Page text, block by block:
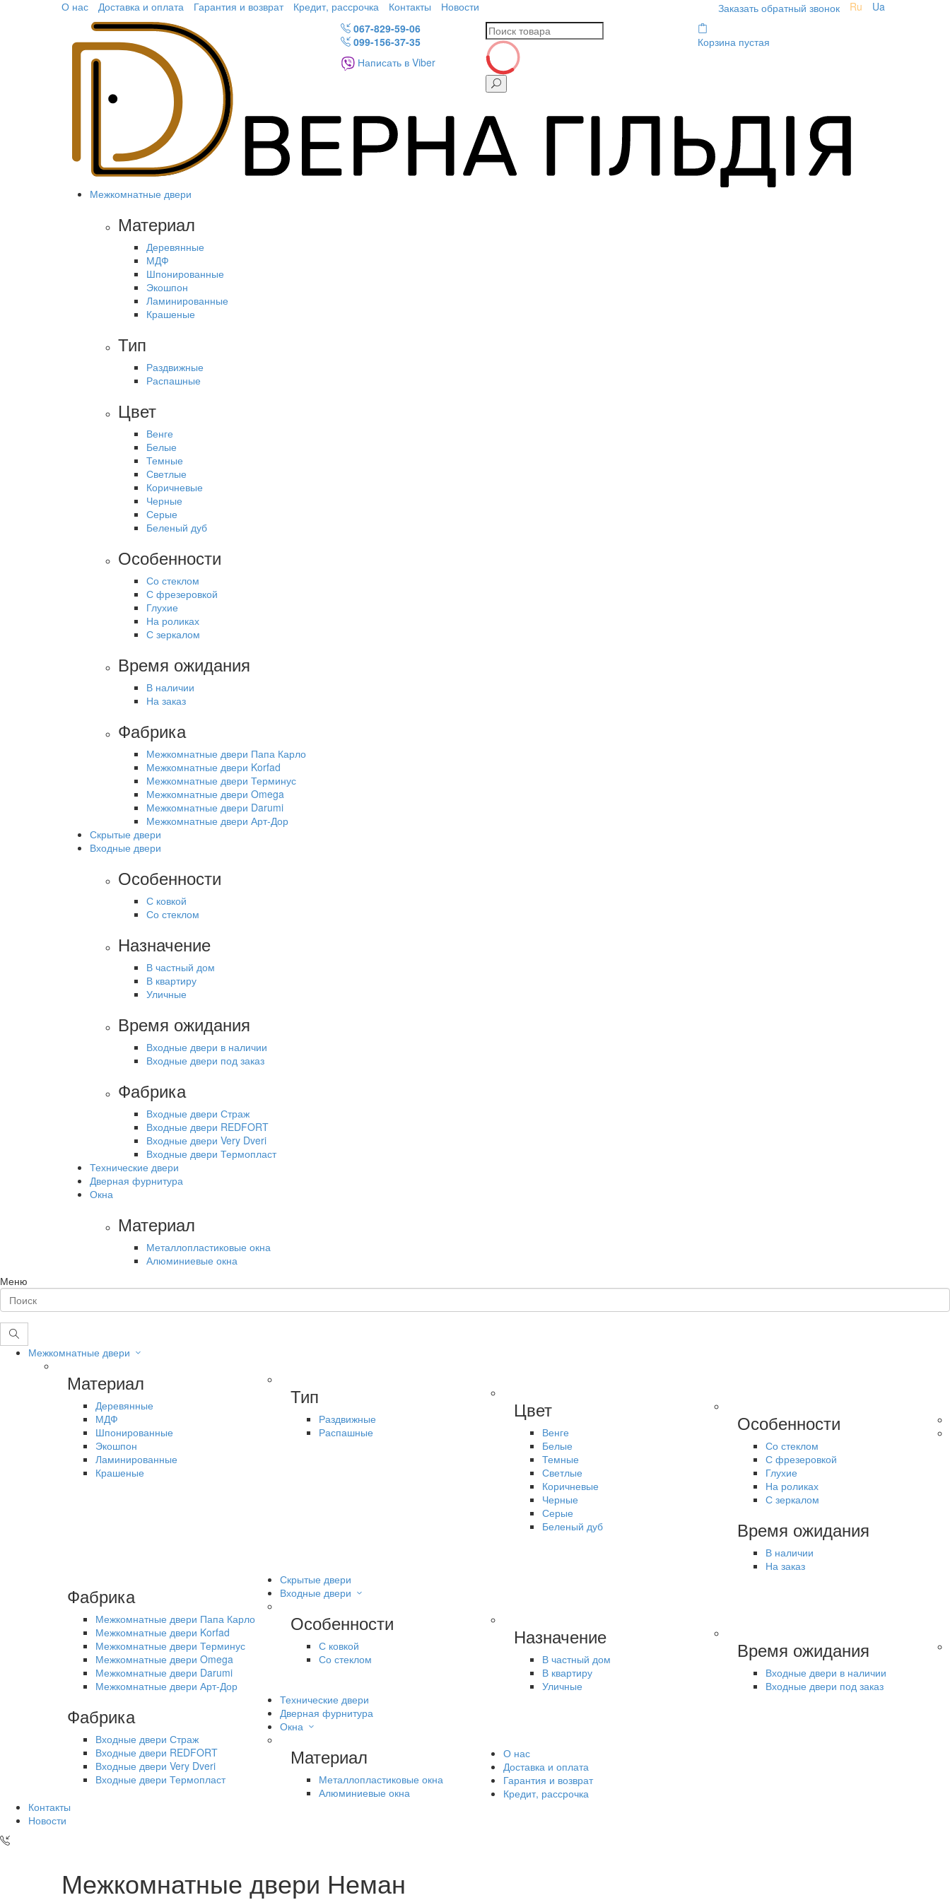
О нас Доставка и оплата Гарантия и возврат Кредит, рассрочка Контакты Новости Заказать обратный звонок Ru
Ua
067-829-59-06
099-156-37-35
Написать в Viber
Корзина пустая
Межкомнатные двери
Материал
Деревянные
МДФ
Шпонированные
Экошпон
Ламинированные
Крашеные
Тип
Раздвижные
Распашные
Цвет
Венге
Белые
Темные
Светлые
Коричневые
Черные
Серые
Беленый дуб
Особенности
Со стеклом
С фрезеровкой
Глухие
На роликах
С зеркалом
Время ожидания
В наличии
На заказ
Фабрика
Межкомнатные двери Папа Карло
Межкомнатные двери Korfad
Межкомнатные двери Терминус
Межкомнатные двери Omega
Межкомнатные двери Darumi
Межкомнатные двери Арт-Дор
Скрытые двери
Входные двери
Особенности
С ковкой
Со стеклом
Назначение
В частный дом
В квартиру
Уличные
Время ожидания
Входные двери в наличии
Входные двери под заказ
Фабрика
Входные двери Страж
Входные двери REDFORT
Входные двери Very Dveri
Входные двери Термопласт
Технические двери
Дверная фурнитура
Окна
Материал
Металлопластиковые окна
Алюминиевые окна
Меню
Межкомнатные двери
Материал
Деревянные
МДФ
Шпонированные
Экошпон
Ламинированные
Крашеные
Тип
Раздвижные
Распашные
Цвет
Венге
Белые
Темные
Светлые
Коричневые
Черные
Серые
Беленый дуб
Особенности
Со стеклом
С фрезеровкой
Глухие
На роликах
С зеркалом
Время ожидания
В наличии
На заказ
Фабрика
Межкомнатные двери Папа Карло
Межкомнатные двери Korfad
Межкомнатные двери Терминус
Межкомнатные двери Omega
Межкомнатные двери Darumi
Межкомнатные двери Арт-Дор
Скрытые двери
Входные двери
Особенности
С ковкой
Со стеклом
Назначение
В частный дом
В квартиру
Уличные
Время ожидания
Входные двери в наличии
Входные двери под заказ
Фабрика
Входные двери Страж
Входные двери REDFORT
Входные двери Very Dveri
Входные двери Термопласт
Технические двери
Дверная фурнитура
Окна
Материал
Металлопластиковые окна
Алюминиевые окна
О нас
Доставка и оплата
Гарантия и возврат
Кредит, рассрочка
Контакты
Новости
Межкомнатные двери Неман